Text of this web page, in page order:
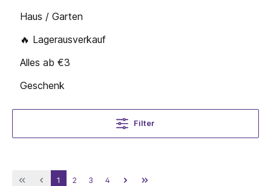
Haus / Garten
🔥 Lagerausverkauf
Alles ab €3
Geschenk
Filter
1 2 3 4